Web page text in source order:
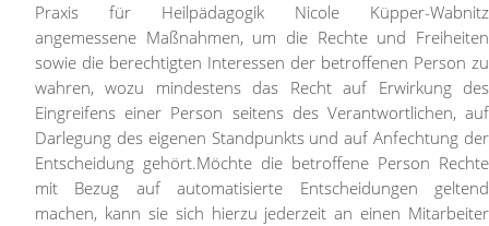
Praxis für Heilpädagogik Nicole Küpper-Wabnitz
angemessene Maßnahmen, um die Rechte und Freiheiten
sowie die berechtigten Interessen der betroffenen Person zu
wahren, wozu mindestens das Recht auf Erwirkung des
Eingreifens einer Person seitens des Verantwortlichen, auf
Darlegung des eigenen Standpunkts und auf Anfechtung der
Entscheidung gehört.Möchte die betroffene Person Rechte
mit Bezug auf automatisierte Entscheidungen geltend
machen, kann sie sich hierzu jederzeit an einen Mitarbeiter